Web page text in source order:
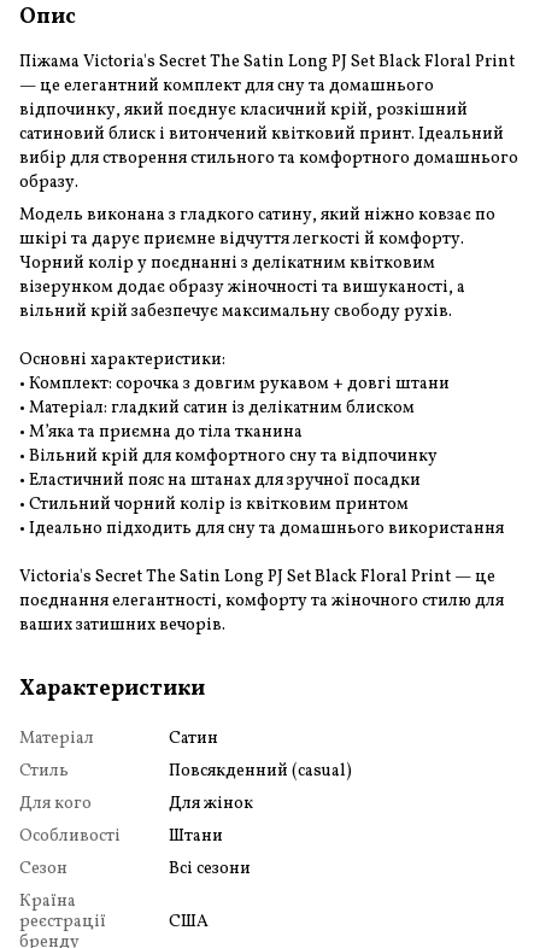
Опис
Піжама Victoria's Secret The Satin Long PJ Set Black Floral Print
— це елегантний комплект для сну та домашнього
відпочинку, який поєднує класичний крій, розкішний
сатиновий блиск і витончений квітковий принт. Ідеальний
вибір для створення стильного та комфортного домашнього
образу.
Модель виконана з гладкого сатину, який ніжно ковзає по
шкірі та дарує приємне відчуття легкості й комфорту.
Чорний колір у поєднанні з делікатним квітковим
візерунком додає образу жіночності та вишуканості, а
вільний крій забезпечує максимальну свободу рухів.
Основні характеристики:
• Комплект: сорочка з довгим рукавом + довгі штани
• Матеріал: гладкий сатин із делікатним блиском
• М’яка та приємна до тіла тканина
• Вільний крій для комфортного сну та відпочинку
• Еластичний пояс на штанах для зручної посадки
• Стильний чорний колір із квітковим принтом
• Ідеально підходить для сну та домашнього використання
Victoria's Secret The Satin Long PJ Set Black Floral Print — це
поєднання елегантності, комфорту та жіночного стилю для
ваших затишних вечорів.
Характеристики
Матеріал
Сатин
Стиль
Повсякденний (casual)
Для кого
Для жінок
Особливості
Штани
Сезон
Всі сезони
Країна
реєстрації
бренду
США